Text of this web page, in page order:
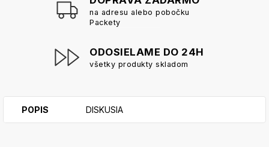
na adresu alebo pobočku
Packety
ODOSIELAME DO 24H
všetky produkty skladom
POPIS DISKUSIA